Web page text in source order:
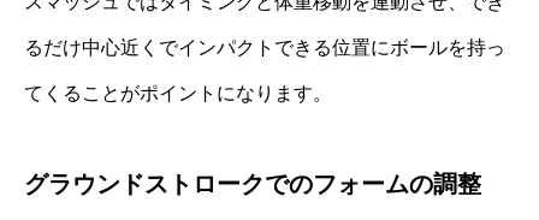
るだけ中心近くでインパクトできる位置にボールを持っ
てくることがポイントになります。
グラウンドストロークでのフォームの調整